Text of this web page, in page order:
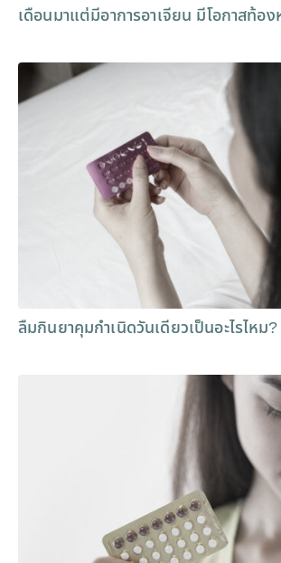
เดือนมาแต่มีอาการอาเจียน มีโอกาสท้อง
ลืมกินยาคุมกำเนิดวันเดียวเป็นอะไรไหม?